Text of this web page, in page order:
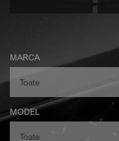
MARCA
MODEL